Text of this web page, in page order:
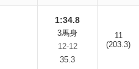
1:34.8
3馬身
12-12
35.3
11
(203.3)